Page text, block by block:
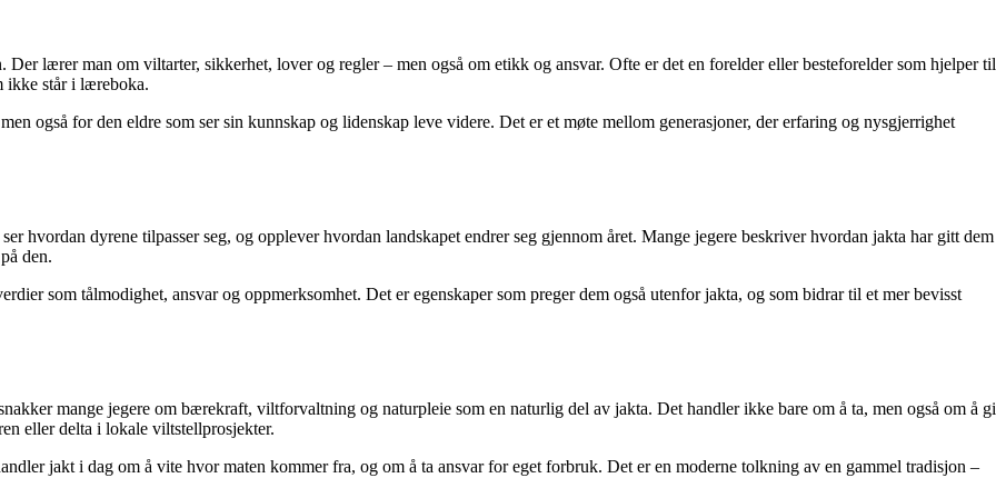
Der lærer man om viltarter, sikkerhet, lover og regler – men også om etikk og ansvar. Ofte er det en forelder eller besteforelder som hjelper til
ikke står i læreboka.
også for den eldre som ser sin kunnskap og lidenskap leve videre. Det er et møte mellom generasjoner, der erfaring og nysgjerrighet
hvordan dyrene tilpasser seg, og opplever hvordan landskapet endrer seg gjennom året. Mange jegere beskriver hvordan jakta har gitt dem
den.
som tålmodighet, ansvar og oppmerksomhet. Det er egenskaper som preger dem også utenfor jakta, og som bidrar til et mer bevisst
mange jegere om bærekraft, viltforvaltning og naturpleie som en naturlig del av jakta. Det handler ikke bare om å ta, men også om å gi
eller delta i lokale viltstellprosjekter.
jakt i dag om å vite hvor maten kommer fra, og om å ta ansvar for eget forbruk. Det er en moderne tolkning av en gammel tradisjon –